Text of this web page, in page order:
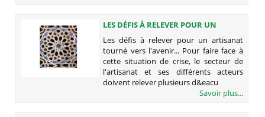
LES DÉFIS À RELEVER POUR UN
ARTISANAT TOURNÉ VERS
L'AVENIR...
Les défis à relever pour un artisanat
tourné vers l'avenir... Pour faire face à
cette situation de crise, le secteur de
l'artisanat et ses différents acteurs
doivent relever plusieurs d&eacu
Savoir plus...